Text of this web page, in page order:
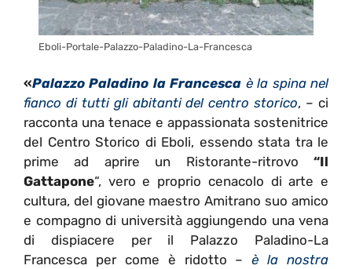
Eboli-Portale-Palazzo-Paladino-La-Francesca
«Palazzo Paladino la Francesca è la spina nel
fianco di tutti gli abitanti del centro storico, – ci
racconta una tenace e appassionata sostenitrice
del Centro Storico di Eboli, essendo stata tra le
prime ad aprire un Ristorante-ritrovo “Il
Gattapone“, vero e proprio cenacolo di arte e
cultura, del giovane maestro Amitrano suo amico
e compagno di università aggiungendo una vena
di dispiacere per il Palazzo Paladino-La
Francesca per come è ridotto –è la nostra